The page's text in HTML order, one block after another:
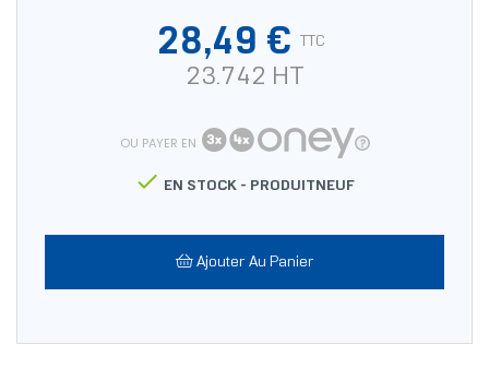
28,49 € TTC
23.742 HT
OU PAYER EN
 EN STOCK - PRODUITNEUF
Ajouter Au Panier